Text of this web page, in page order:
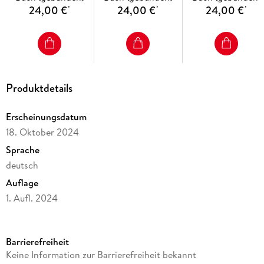
24,00 €* 24,00 €* 24,00 €*
Produktdetails
Erscheinungsdatum
18. Oktober 2024
Sprache
deutsch
Auflage
1. Aufl. 2024
Altersempfehlung
Barrierefreiheit
Keine Information zur Barrierefreiheit bekannt